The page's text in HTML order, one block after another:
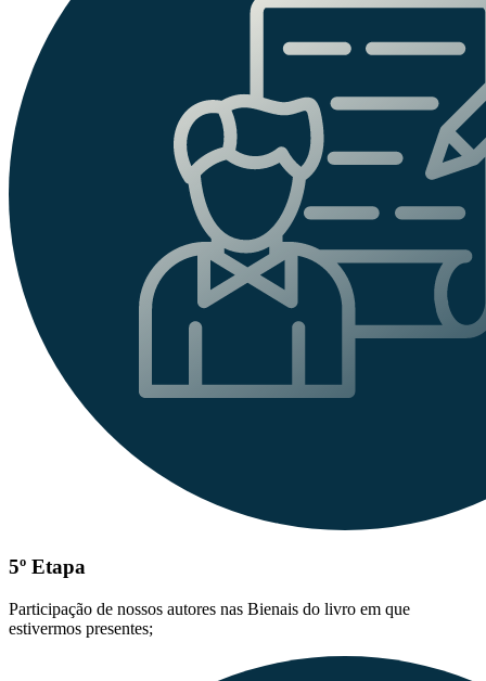
5º Etapa
Participação de nossos autores nas Bienais do livro em que
estivermos presentes;